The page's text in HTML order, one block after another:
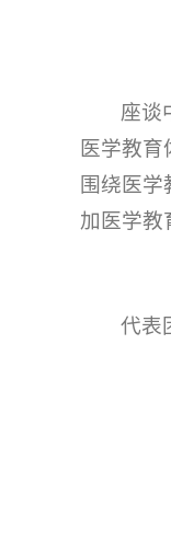
座谈
医学教
围绕医
加医学教
代表